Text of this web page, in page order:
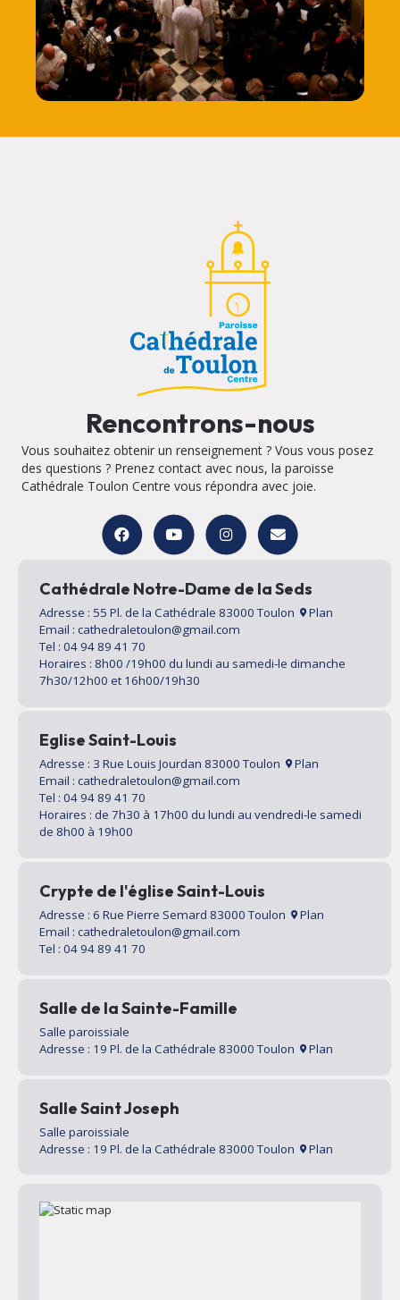
Rencontrons-nous
Vous souhaitez obtenir un renseignement ? Vous vous posez
des questions ? Prenez contact avec nous, la paroisse
Cathédrale Toulon Centre vous répondra avec joie.
Cathédrale Notre-Dame de la Seds
Adresse : 55 Pl. de la Cathédrale 83000 Toulon
Plan
Email : cathedraletoulon@gmail.com
Tel : 04 94 89 41 70
Horaires : 8h00 /19h00 du lundi au samedi-le dimanche
7h30/12h00 et 16h00/19h30
Eglise Saint-Louis
Adresse : 3 Rue Louis Jourdan 83000 Toulon
Plan
Email : cathedraletoulon@gmail.com
Tel : 04 94 89 41 70
Horaires : de 7h30 à 17h00 du lundi au vendredi-le samedi
de 8h00 à 19h00
Crypte de l'église Saint-Louis
Adresse : 6 Rue Pierre Semard 83000 Toulon
Plan
Email : cathedraletoulon@gmail.com
Tel : 04 94 89 41 70
Salle de la Sainte-Famille
Salle paroissiale
Adresse : 19 Pl. de la Cathédrale 83000 Toulon
Plan
Salle Saint Joseph
Salle paroissiale
Adresse : 19 Pl. de la Cathédrale 83000 Toulon
Plan